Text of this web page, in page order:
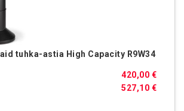
tuhka-astia High Capacity R9W34
527,10 €
420,00 €